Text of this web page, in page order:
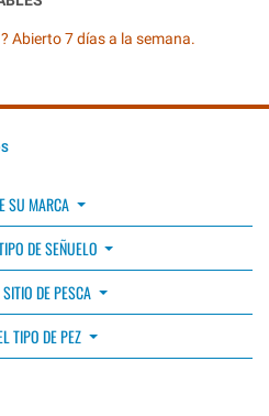
Abierto 7 días a la semana.
SU MARCA
DE SEÑUELO
DE PESCA
TIPO DE PEZ